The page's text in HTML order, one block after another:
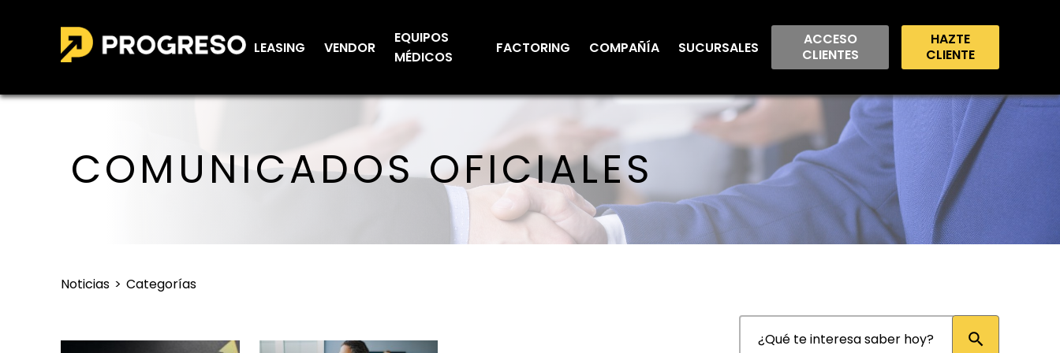
LEASING VENDOR
EQUIPOS
MÉDICOS
FACTORING COMPAÑÍA SUCURSALES
ACCESO
CLIENTES
HAZTE
CLIENTE
COMUNICADOS OFICIALES
Noticias Categorías